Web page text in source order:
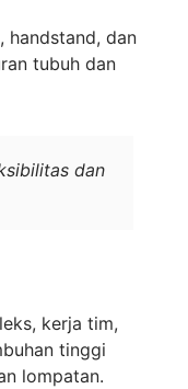
handstand, dan
tubuh dan
dan
kerja tim,
tinggi
lompatan.